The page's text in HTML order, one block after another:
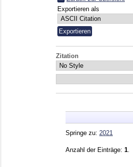
Exportieren als
Zitation
Springe zu: 2021
Anzahl der Einträge: 1